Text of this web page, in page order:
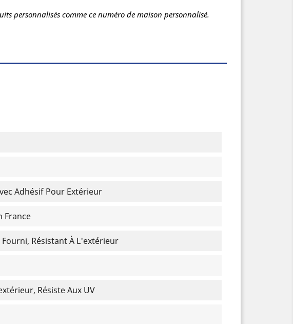
personnalisés comme ce numéro de maison personnalisé.
Adhésif Pour Extérieur
France
Résistant À L'extérieur
Résiste Aux UV